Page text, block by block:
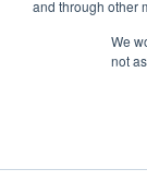
and through other
We
not